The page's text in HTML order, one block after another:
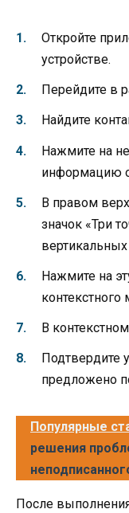
Откройте
устройстве.
Перейдите в
Найдите
Нажмите на
информацию о
В правом
значок «Три
вертикальных
Нажмите на
В
Подтвердите
предложено
Популярные
решения
После